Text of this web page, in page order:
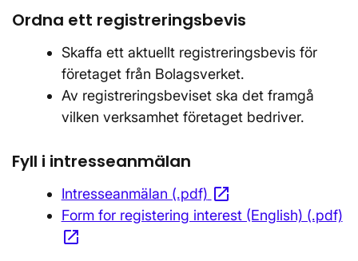
Ordna ett registreringsbevis
Skaffa ett aktuellt registreringsbevis för
företaget från Bolagsverket.
Av registreringsbeviset ska det framgå
vilken verksamhet företaget bedriver.
Fyll i intresseanmälan
Intresseanmälan (.pdf) open_in_new
Form for registering interest (English) (.pdf)
open_in_new